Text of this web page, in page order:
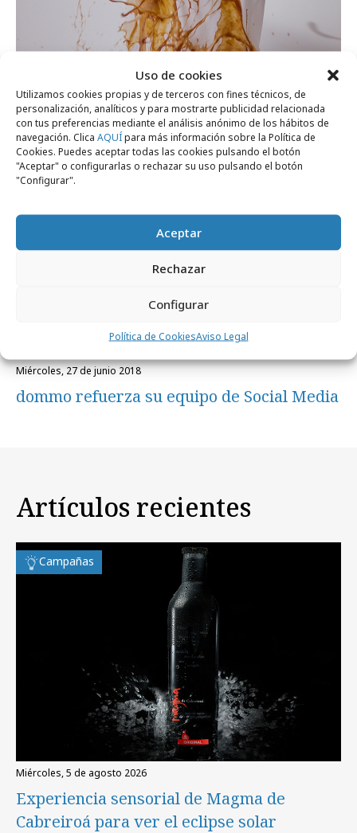
Uso de cookies
Utilizamos cookies propias y de terceros con fines técnicos, de
personalización, analíticos y para mostrarte publicidad relacionada
con tus preferencias mediante el análisis anónimo de los hábitos de
navegación. Clica AQUÍpara más información sobre la Política de
Cookies. Puedes aceptar todas las cookies pulsando el botón
"Aceptar" o configurarlas o rechazar su uso pulsando el botón
"Configurar".
Aceptar
Rechazar
Configurar
Política de CookiesAviso Legal
dommo y KFC lanzan un polo antimanchas
Agencias
miércoles, 27 de junio 2018
dommo refuerza su equipo de Social Media
Artículos recientes
Campañas
miércoles, 5 de agosto 2026
Experiencia sensorial de Magma de
Cabreiroá para ver el eclipse solar